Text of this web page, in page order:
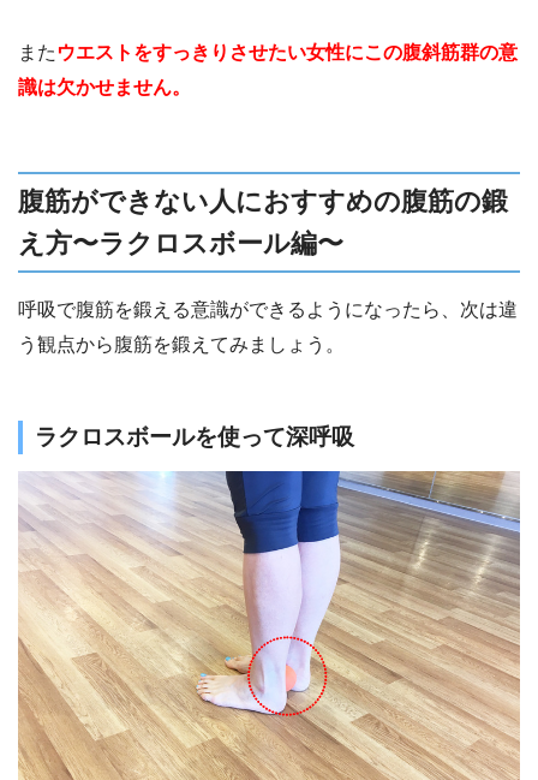
また ウエストをすっきりさせたい女性にこの腹斜筋群の意
識は欠かせません。
腹筋ができない人におすすめの腹筋の鍛
え方〜ラクロスボール編〜
呼吸で腹筋を鍛える意識ができるようになったら、次は違
う観点から腹筋を鍛えてみましょう。
ラクロスボールを使って深呼吸